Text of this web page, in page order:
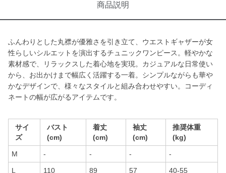
商品説明
ふんわりとした丸襟が優雅さを引き立て、ウエストギャザーが女
性らしいシルエットを演出するチュニックワンピース。軽やかな
素材感で、リラックスした着心地を実現。カジュアルな日常使い
から、お出かけまで幅広く活躍する一着。シンプルながらも華や
かなデザインで、様々なスタイルと組み合わせやすい。コーディ
ネートの幅が広がるアイテムです。
サイ
ズ
バスト
(cm)
着丈
(cm)
袖丈
(cm)
推奨体重
(kg)
M - - - -
L 110 89 57 40-55